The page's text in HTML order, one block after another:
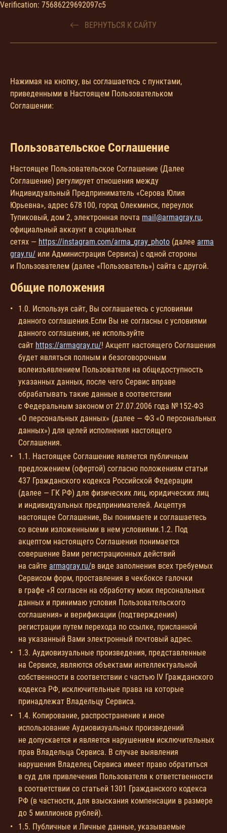
Verification: 75686229692097c5
ВЕРНУТЬСЯ К САЙТУ
Нажимая на кнопку, вы соглашаетесь с пунктами,
приведенными в Настоящем Пользовательком
Соглашении:
Пользовательское Соглашение
Настоящее Пользовательское Соглашение (Далее
Соглашение) регулирует отношения между
Индивидуальный Предприниматель «Серова Юлия
Юрьевна», адрес 678 100, город Олекминск, переулок
Тупиковый, дом 2, электронная почта mail@armagray.ru,
официальный аккаунт в социальных
сетях — https://instagram.com/arma_gray_photo (далее arma
gray.ru/ или Администрация Сервиса) с одной стороны
и Пользователем (далее «Пользователь») сайта с другой.
Общие положения
1.0. Используя сайт, Вы соглашаетесь с условиями
данного соглашения.Если Вы не согласны с условиями
данного соглашения, не используйте
сайт https://armagray.ru/! Акцепт настоящего Соглашения
будет являться полным и безоговорочным
волеизъявлением Пользователя на общедоступность
указанных данных, после чего Сервис вправе
обрабатывать такие данные в соответствии
с Федеральным законом от 27.07.2006 года № 152-ФЗ
«О персональных данных» (далее — ФЗ «О персональных
данных») для целей исполнения настоящего
Соглашения.
1.1. Настоящее Соглашение является публичным
предложением (офертой) согласно положениям статьи
437 Гражданского кодекса Российской Федерации
(далее — ГК РФ) для физических лиц, юридических лиц
и индивидуальных предпринимателей. Акцептуя
настоящее Соглашение, Вы понимаете и соглашаетесь
со всеми изложенными в нем условиями.1.2. Под
акцептом настоящего Соглашения понимается
совершение Вами регистрационных действий
на сайте armagray.ru/в виде заполнения всех требуемых
Сервисом форм, проставления в чекбоксе галочки
в графе «Я согласен на обработку моих персональных
данных и принимаю условия Пользовательского
соглашения» и верификации (подтверждения)
регистрации путем перехода по ссылке, присланной
на указанный Вами электронный почтовый адрес.
1.3. Аудиовизуальные произведения, представленные
на Сервисе, являются объектами интеллектуальной
собственности в соответствии с частью IV Гражданского
кодекса РФ, исключительные права на которые
принадлежат Владельцу Сервиса.
1.4. Копирование, распространение и иное
использование Аудиовизуальных произведений
не допускается и является нарушением исключительных
прав Владельца Сервиса. В случае выявления
нарушения Владелец Сервиса имеет право обратиться
в суд для привлечения Пользователя к ответственности
в соответствии со статьей 1301 Гражданского кодекса
РФ (в частности, для взыскания компенсации в размере
до 5 миллионов рублей).
1.5. Публичные и Личные данные, указываемые